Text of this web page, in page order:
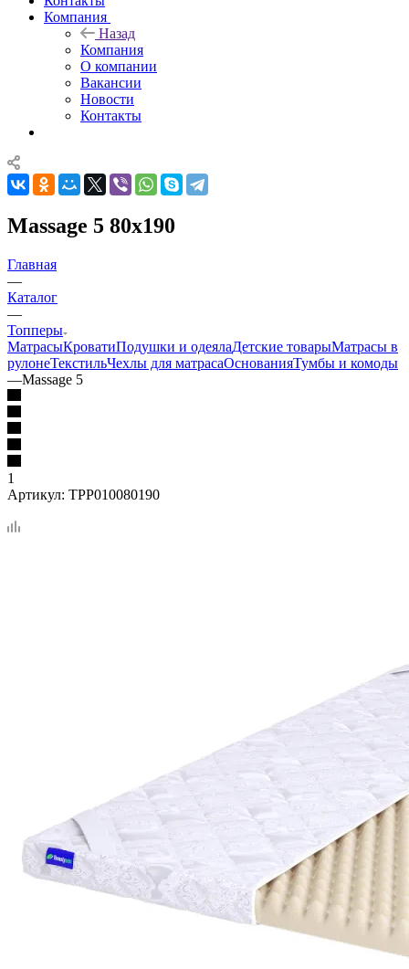
Компания
Назад
Компания
О компании
Вакансии
Новости
Контакты
Massage 5 80x190
Главная
—
Каталог
—
Топперы
МатрасыКроватиПодушки и одеялаДетские товарыМатрасы в
рулонеТекстильЧехлы для матрасаОснованияТумбы и комоды
—Massage 5
1
Артикул: TPP010080190